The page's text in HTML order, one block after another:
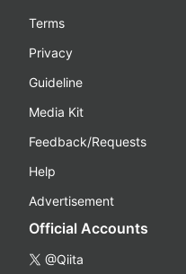
Terms
Privacy
Guideline
Media Kit
Feedback/Requests
Help
Advertisement
Official Accounts
@Qiita